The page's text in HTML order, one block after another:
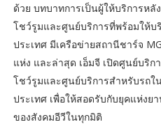
ด้วย บทบาทการเป็นผู้ให้บริการหลั
โชว์รูมและศูนย์บริการที่พร้อมให้บ
ประเทศ มีเครือข่ายสถานีชาร์จ MG
แห่ง และล่าสุด เอ็มจี เปิดศูนย์บริก
โชว์รูมและศูนย์บริการสำหรับรถใ
ประเทศ เพื่อให้สอดรับกับยุคแห่ง
ของสังคมอีวีในทุกมิติ